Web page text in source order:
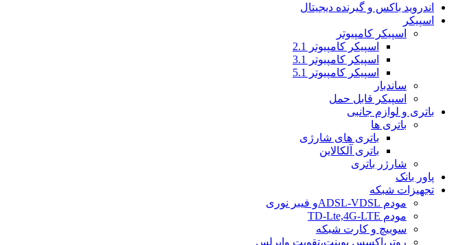
اندروید باکس و گیرنده دیجیتال
اسپیکر
اسپیکر کامپیوتر
اسپیکر کامپیوتر 2.1
اسپیکر کامپیوتر 3.1
اسپیکر کامپیوتر 5.1
ساندبار
اسپیکر قابل حمل
باتری و لوازم جانبی
باتری ها
باتری های شارژی
باتری آلکالاین
شارژر باتری
پاور بانک
تجهیزات شبکه
مودم ADSL-VDSLو فیبر نوری
مودم TD-Lte,4G-LTE
سوییچ و کارت شبکه
روتر،اکسس پوینت،تقویت وایرلس